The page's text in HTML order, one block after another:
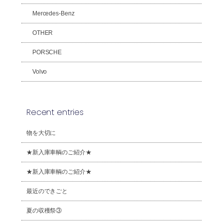
Mercedes-Benz
OTHER
PORSCHE
Volvo
Recent entries
物を大切に
★新入庫車輌のご紹介★
★新入庫車輌のご紹介★
最近のできごと
夏の収穫祭③